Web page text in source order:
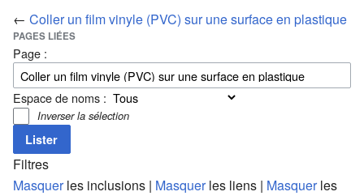
← Coller un film vinyle (PVC) sur une surface en plastique
PAGES LIÉES
Page :
Espace de noms :
Inverser la sélection
Filtres
Masquerles inclusions | Masquerles liens | Masquerles